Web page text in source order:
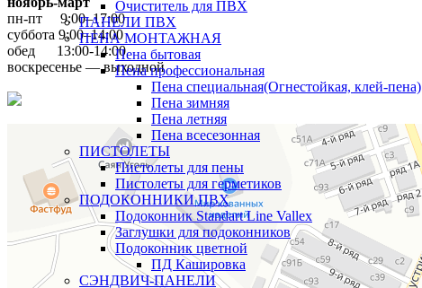
Очиститель для ПВХ
ПАНЕЛИ ПВХ
ПЕНА МОНТАЖНАЯ
Пена бытовая
Пена профессиональная
Пена специальная(Огнестойкая, клей-пена)
Пена зимняя
Пена летняя
Пена всесезонная
ПИСТОЛЕТЫ
Пистолеты для пены
Пистолеты для герметиков
ПОДОКОННИКИ ПВХ
Подоконник Standart Line Vallex
Заглушки для подоконников
Подоконник цветной
ПД Кашировка
СЭНДВИЧ-ПАНЕЛИ
пн-пт 9:00–17:00
суббота 9:00–14:00
обед 13:00-14:00
воскресенье — выходной